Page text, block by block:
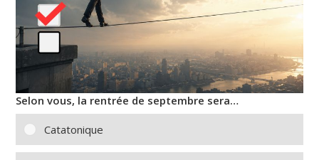
Selon vous, la rentrée de septembre sera…
Catatonique